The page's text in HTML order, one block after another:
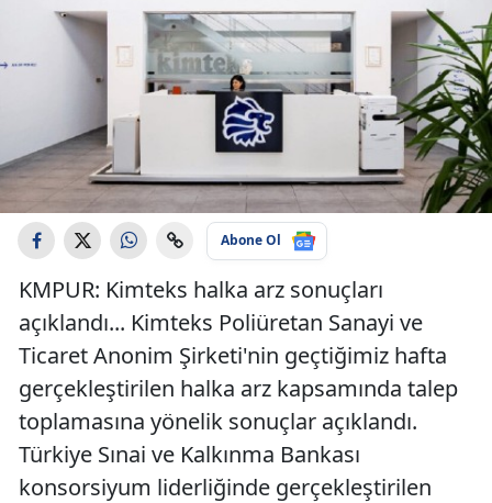
Abone Ol
KMPUR: Kimteks halka arz sonuçları
açıklandı... Kimteks Poliüretan Sanayi ve
Ticaret Anonim Şirketi'nin geçtiğimiz hafta
gerçekleştirilen halka arz kapsamında talep
toplamasına yönelik sonuçlar açıklandı.
Türkiye Sınai ve Kalkınma Bankası
konsorsiyum liderliğinde gerçekleştirilen